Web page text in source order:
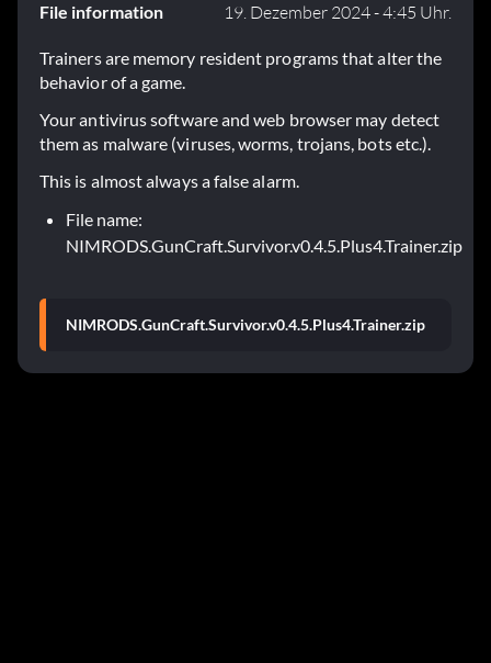
File information 19. Dezember 2024 - 4:45 Uhr.
Trainers are memory resident programs that alter the
behavior of a game.
Your antivirus software and web browser may detect
them as malware (viruses, worms, trojans, bots etc.).
This is almost always a false alarm.
File name:
NIMRODS.GunCraft.Survivor.v0.4.5.Plus4.Trainer.zip
NIMRODS.GunCraft.Survivor.v0.4.5.Plus4.Trainer.zip